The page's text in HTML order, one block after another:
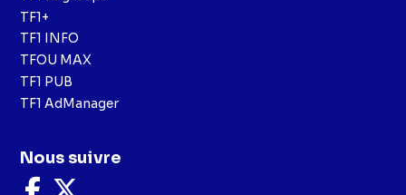
TF1+
TF1 INFO
TFOU MAX
TF1 PUB
TF1 AdManager
Nous suivre
Nous